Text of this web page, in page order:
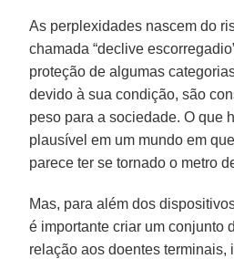
As perplexidades nascem do
chamada “declive
proteção de algumas
devido à sua condição, são
peso para a sociedade. O que
plausível em um mundo em
parece ter se tornado o metro
Mas, para além dos
é importante criar um conjunto
relação aos doentes terminais,